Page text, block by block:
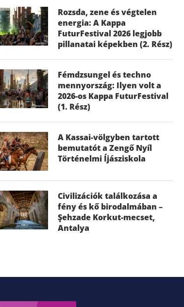
Rozsda, zene és végtelen
energia: A Kappa
FuturFestival 2026 legjobb
pillanatai képekben (2. Rész)
Fémdzsungel és techno
mennyország: Ilyen volt a
2026-os Kappa FuturFestival
(1. Rész)
A Kassai-völgyben tartott
bemutatót a Zengő Nyíl
Történelmi Íjásziskola
Civilizációk találkozása a
fény és kő birodalmában –
Şehzade Korkut-mecset,
Antalya